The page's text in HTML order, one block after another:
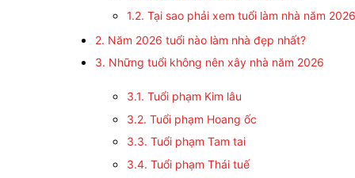
1.2. Tại sao phải xem tuổi làm nhà năm
2. Năm 2026 tuổi nào làm nhà đẹp nhất?
3. Những tuổi không nên xây nhà năm 2026
3.1. Tuổi phạm Kim lâu
3.2. Tuổi phạm Hoang ốc
3.3. Tuổi phạm Tam tai
3.4. Tuổi phạm Thái tuế